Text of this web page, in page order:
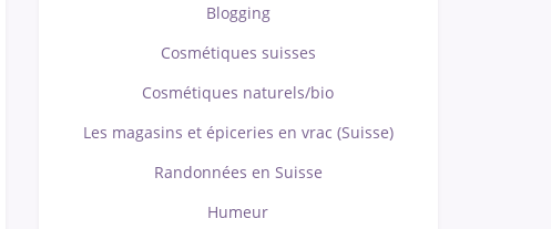
Blogging
Cosmétiques suisses
Cosmétiques naturels/bio
Les magasins et épiceries en vrac (Suisse)
Randonnées en Suisse
Humeur